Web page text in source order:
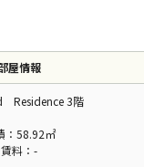
屋情報
3階
：58.92㎡
賃料：-